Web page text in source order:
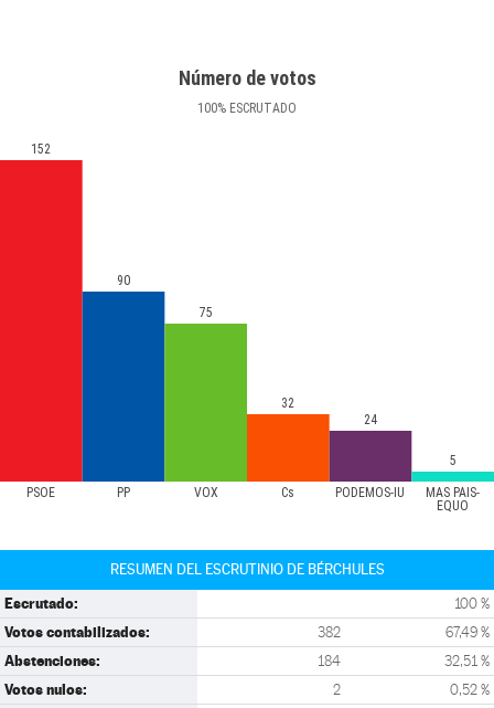
Número de votos
100% ESCRUTADO
PSOE PP VOX Cs PODEMOS-IU
MÁS PAÍS-
EQUO
152
90
75
32
24
5
RESUMEN DEL ESCRUTINIO DE BÉRCHULES
Escrutado: 100 %
Votos contabilizados: 382 67,49 %
Abstenciones: 184 32,51 %
Votos nulos: 2 0,52 %